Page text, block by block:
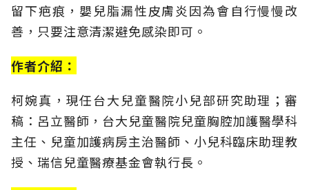
留下疤痕，嬰兒脂漏性皮膚炎因為會自行慢慢改
善，只要注意清潔避免感染即可。
作者介紹：
柯婉真，現任台大兒童醫院小兒部研究助理；審
稿：呂立醫師，台大兒童醫院兒童胸腔加護醫學科
主任、兒童加護病房主治醫師、小兒科臨床助理教
授、瑞信兒童醫療基金會執行長。